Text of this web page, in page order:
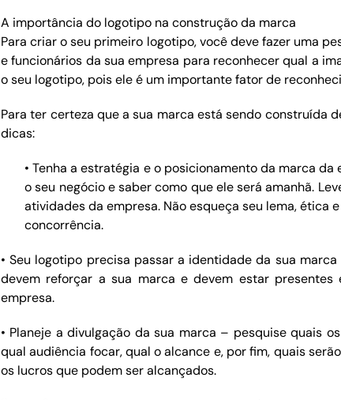
A importância do logotipo na construção da marca
Para criar o seu primeiro logotipo, você deve fazer uma
e funcionários da sua empresa para reconhecer qual a
o seu logotipo, pois ele é um importante fator de
Para ter certeza que a sua marca está sendo construída
dicas:
• Tenha a estratégia e o posicionamento da marca
o seu negócio e saber como que ele será amanhã.
atividades da empresa. Não esqueça seu lema, ética
concorrência.
• Seu logotipo precisa passar a identidade da sua
devem reforçar a sua marca e devem estar
empresa.
• Planeje a divulgação da sua marca – pesquise quais
qual audiência focar, qual o alcance e, por fim, quais
os lucros que podem ser alcançados.